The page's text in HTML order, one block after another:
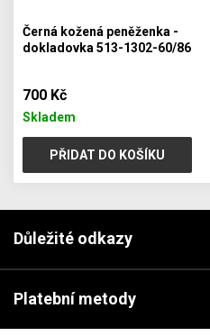
Černá kožená peněženka -
dokladovka 513-1302-60/86
700 Kč
Skladem
PŘIDAT DO KOŠÍKU
Důležité odkazy
Platební metody